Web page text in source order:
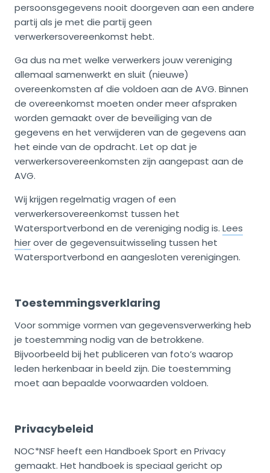
persoonsgegevens nooit doorgeven aan een andere
partij als je met die partij geen
verwerkersovereenkomst hebt.
Ga dus na met welke verwerkers jouw vereniging
allemaal samenwerkt en sluit (nieuwe)
overeenkomsten af die voldoen aan de AVG. Binnen
de overeenkomst moeten onder meer afspraken
worden gemaakt over de beveiliging van de
gegevens en het verwijderen van de gegevens aan
het einde van de opdracht. Let op dat je
verwerkersovereenkomsten zijn aangepast aan de
AVG.
Wij krijgen regelmatig vragen of een
verwerkersovereenkomst tussen het
Watersportverbond en de vereniging nodig is. Lees
hierover de gegevensuitwisseling tussen het
Watersportverbond en aangesloten verenigingen.
Toestemmingsverklaring
Voor sommige vormen van gegevensverwerking heb
je toestemming nodig van de betrokkene.
Bijvoorbeeld bij het publiceren van foto’s waarop
leden herkenbaar in beeld zijn. Die toestemming
moet aan bepaalde voorwaarden voldoen.
Privacybeleid
NOC*NSF heeft een Handboek Sport en Privacy
gemaakt. Het handboek is speciaal gericht op